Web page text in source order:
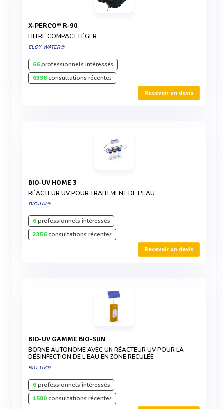
X-PERCO® R-90
FILTRE COMPACT LÉGER
ELOY WATER®
66professionnels intéressés
6398consultations récentes
Recevoir un devis
BIO-UV HOME 3
RÉACTEUR UV POUR TRAITEMENT DE L'EAU
BIO-UV®
6professionnels intéressés
2356consultations récentes
Recevoir un devis
BIO-UV GAMME BIO-SUN
BORNE AUTONOME AVEC UN RÉACTEUR UV POUR LA
DÉSINFECTION DE L'EAU EN ZONE RECULÉE
BIO-UV®
6professionnels intéressés
1580consultations récentes